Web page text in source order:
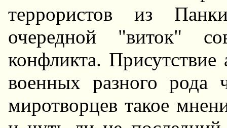
террористов из
очередной "виток"
конфликта.
военных разного рода
миротворцев такое